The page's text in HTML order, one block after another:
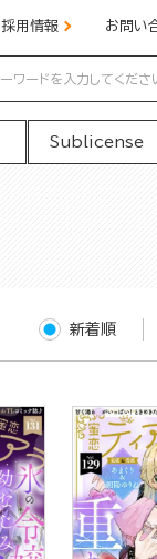
採用情報 お問い
Sublicense
新着順